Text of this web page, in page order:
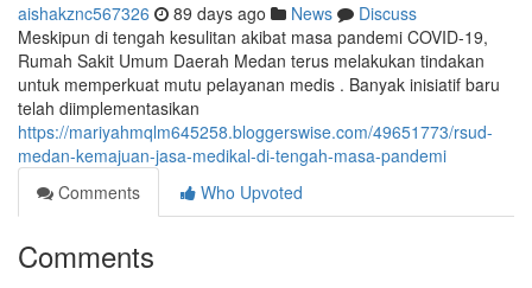
aishakznc567326 89 days ago News
Discuss
Meskipun di tengah kesulitan akibat masa pandemi COVID-19,
Rumah Sakit Umum Daerah Medan terus melakukan tindakan
untuk memperkuat mutu pelayanan medis . Banyak inisiatif baru
telah diimplementasikan
https://mariyahmqlm645258.bloggerswise.com/49651773/rsud-
medan-kemajuan-jasa-medikal-di-tengah-masa-pandemi
Comments
Who Upvoted
Comments